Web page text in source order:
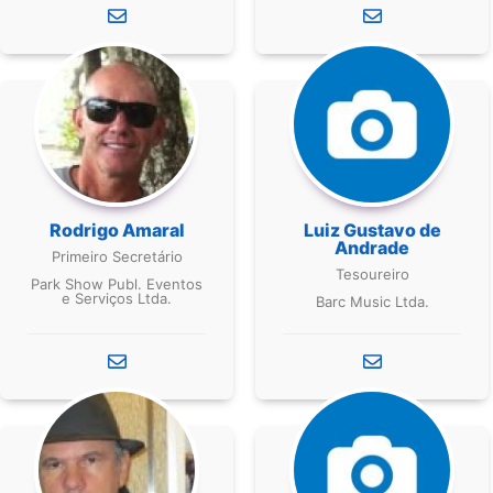
Rodrigo Amaral
Primeiro Secretário
Park Show Publ. Eventos
e Serviços Ltda.
Luiz Gustavo de
Andrade
Tesoureiro
Barc Music Ltda.